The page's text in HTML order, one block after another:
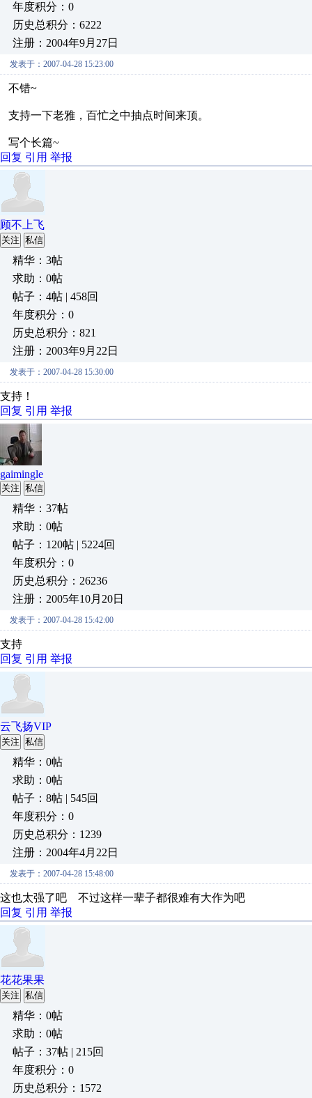
年度积分：0
历史总积分：6222
注册：2004年9月27日
发表于：2007-04-28 15:23:00
不错~
支持一下老雅，百忙之中抽点时间来顶。
写个长篇~
回复 引用 举报
顾不上飞
关注 私信
精华：3帖
求助：0帖
帖子：4帖 | 458回
年度积分：0
历史总积分：821
注册：2003年9月22日
发表于：2007-04-28 15:30:00
支持！
回复 引用 举报
gaimingle
关注 私信
精华：37帖
求助：0帖
帖子：120帖 | 5224回
年度积分：0
历史总积分：26236
注册：2005年10月20日
发表于：2007-04-28 15:42:00
支持
回复 引用 举报
云飞扬VIP
关注 私信
精华：0帖
求助：0帖
帖子：8帖 | 545回
年度积分：0
历史总积分：1239
注册：2004年4月22日
发表于：2007-04-28 15:48:00
这也太强了吧 不过这样一辈子都很难有大作为吧
回复 引用 举报
花花果果
关注 私信
精华：0帖
求助：0帖
帖子：37帖 | 215回
年度积分：0
历史总积分：1572